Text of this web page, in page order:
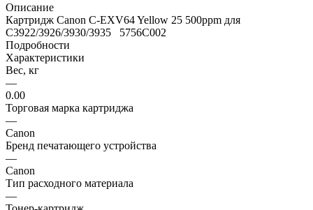
Описание
Картридж Canon C-EXV64 Yellow 25 500ppm для
C3922/3926/3930/3935 5756C002
Подробности
Характеристики
Вес, кг
—
0.00
Торговая марка картриджа
—
Canon
Бренд печатающего устройства
—
Canon
Тип расходного материала
—